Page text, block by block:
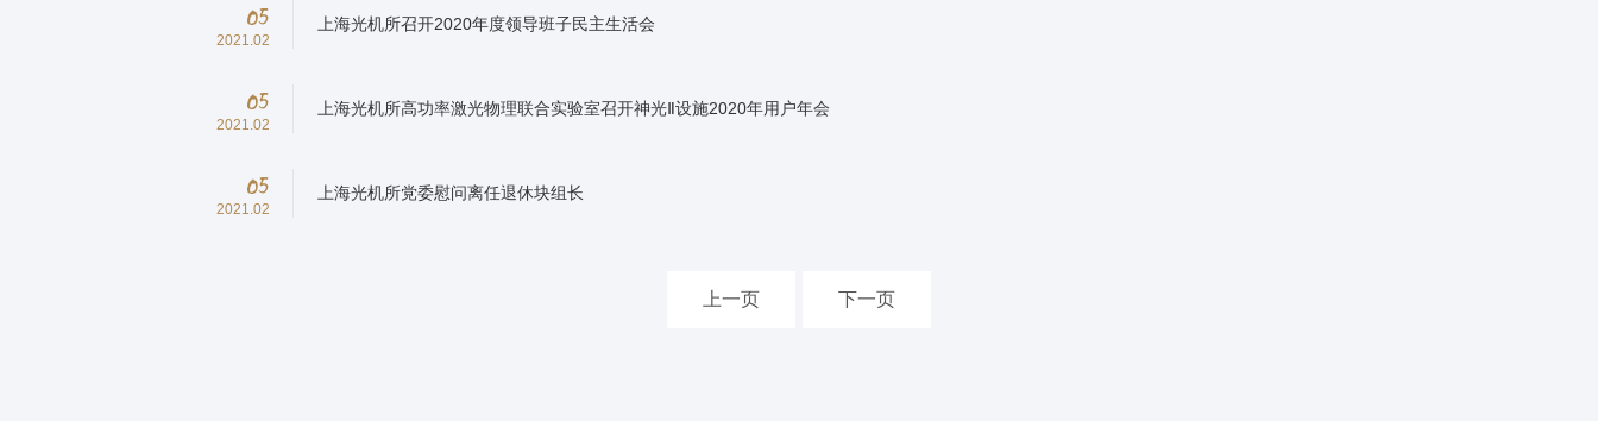
05
2021.02
上海光机所召开2020年度领导班子民主生活会
05
2021.02
上海光机所高功率激光物理联合实验室召开神光Ⅱ设施2020年用户年会
05
2021.02
上海光机所党委慰问离任退休块组长
上一页 下一页